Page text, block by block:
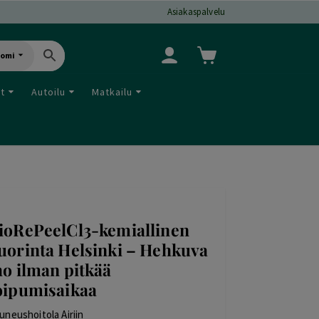
Asiakaspalvelu
Autoilu Matkailu
kemiallinen
Helsinki – Hehkuva
ilman pitkää
Airiin